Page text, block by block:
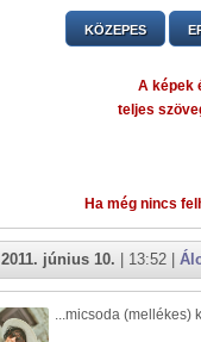
KÖZEPES
A képek
teljes
Ha még nincs
2011. június 10. | 13:52 |
...micsoda (mellékes)